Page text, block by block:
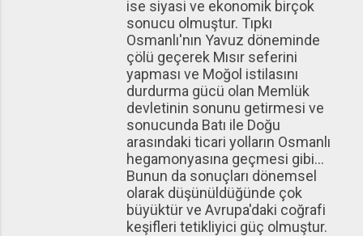
ise siyasi ve ekonomik birçok
sonucu olmuştur. Tıpkı
Osmanlı'nın Yavuz döneminde
çölü geçerek Mısır seferini
yapması ve Moğol istilasını
durdurma gücü olan Memlük
devletinin sonunu getirmesi ve
sonucunda Batı ile Doğu
arasındaki ticari yolların Osmanlı
hegamonyasına geçmesi gibi...
Bunun da sonuçları dönemsel
olarak düşünüldüğünde çok
büyüktür ve Avrupa'daki coğrafi
keşifleri tetikliyici güç olmuştur.